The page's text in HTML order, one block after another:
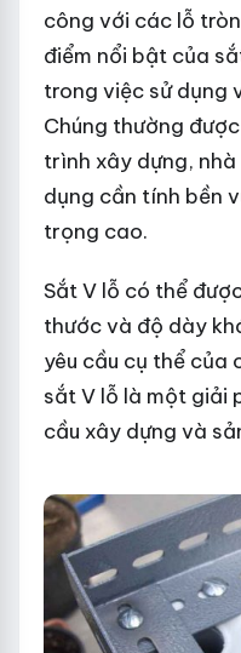
công với các lỗ
điểm nổi bật của
trong việc sử dụng
Chúng thường
trình xây dựng,
dụng cần tính bền
trọng cao.
Sắt V lỗ có thể
thước và độ dày
yêu cầu cụ thể của
sắt V lỗ là một giải
cầu xây dựng và